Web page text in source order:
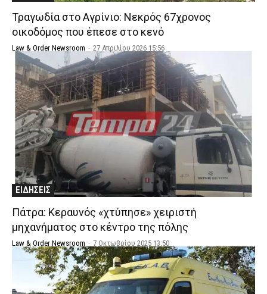
Τραγωδία στο Αγρίνιο: Νεκρός 67χρονος
οικοδόμος που έπεσε στο κενό
Law & Order Newsroom - 27 Απριλίου 2026 15:56
ΕΙΔΗΣΕΙΣ
Πάτρα: Κεραυνός «χτύπησε» χειριστή
μηχανήματος στο κέντρο της πόλης
Law & Order Newsroom - 7 Οκτωβρίου 2025 13:50